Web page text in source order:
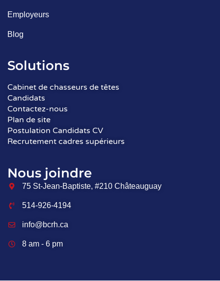
Employeurs
Blog
Solutions
Cabinet de chasseurs de têtes
Candidats
Contactez-nous
Plan de site
Postulation Candidats CV
Recrutement cadres supérieurs
Nous joindre
75 St-Jean-Baptiste, #210 Châteauguay
514-926-4194
info@bcrh.ca
8 am - 6 pm